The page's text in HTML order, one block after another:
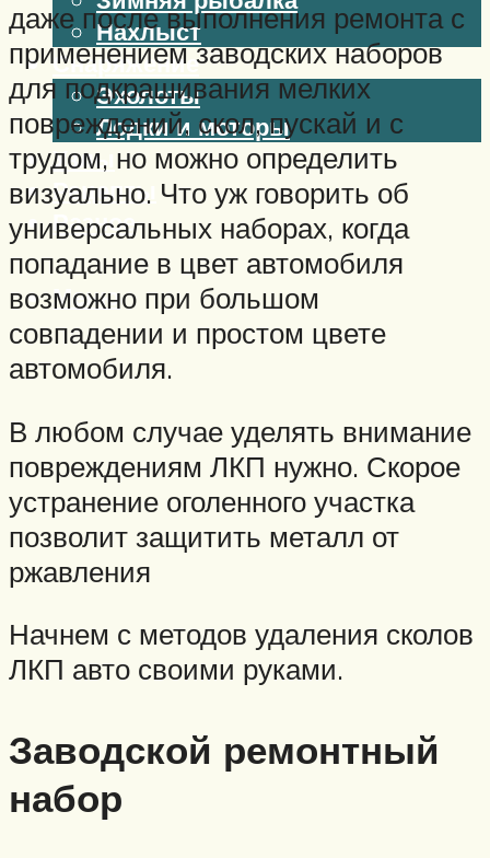
Нахлыст
Снаряжение
Эхолоты
Лодки и моторы
Узлы
Рецепты
Разное
Меню
даже после выполнения ремонта с
применением заводских наборов
для подкрашивания мелких
повреждений, скол, пускай и с
трудом, но можно определить
визуально. Что уж говорить об
универсальных наборах, когда
попадание в цвет автомобиля
возможно при большом
совпадении и простом цвете
автомобиля.
В любом случае уделять внимание
повреждениям ЛКП нужно. Скорое
устранение оголенного участка
позволит защитить металл от
ржавления
Начнем с методов удаления сколов
ЛКП авто своими руками.
Заводской ремонтный
набор